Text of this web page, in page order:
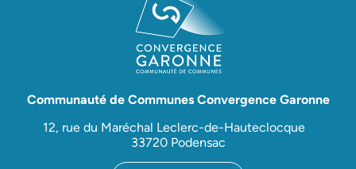
Communauté de Communes Convergence Garonne
12, rue du Maréchal Leclerc-de-Hauteclocque
33720 Podensac